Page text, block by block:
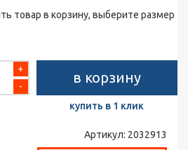
товар в корзину, выберите размер
-
+
в корзину
купить в 1 клик
Артикул: 2032913